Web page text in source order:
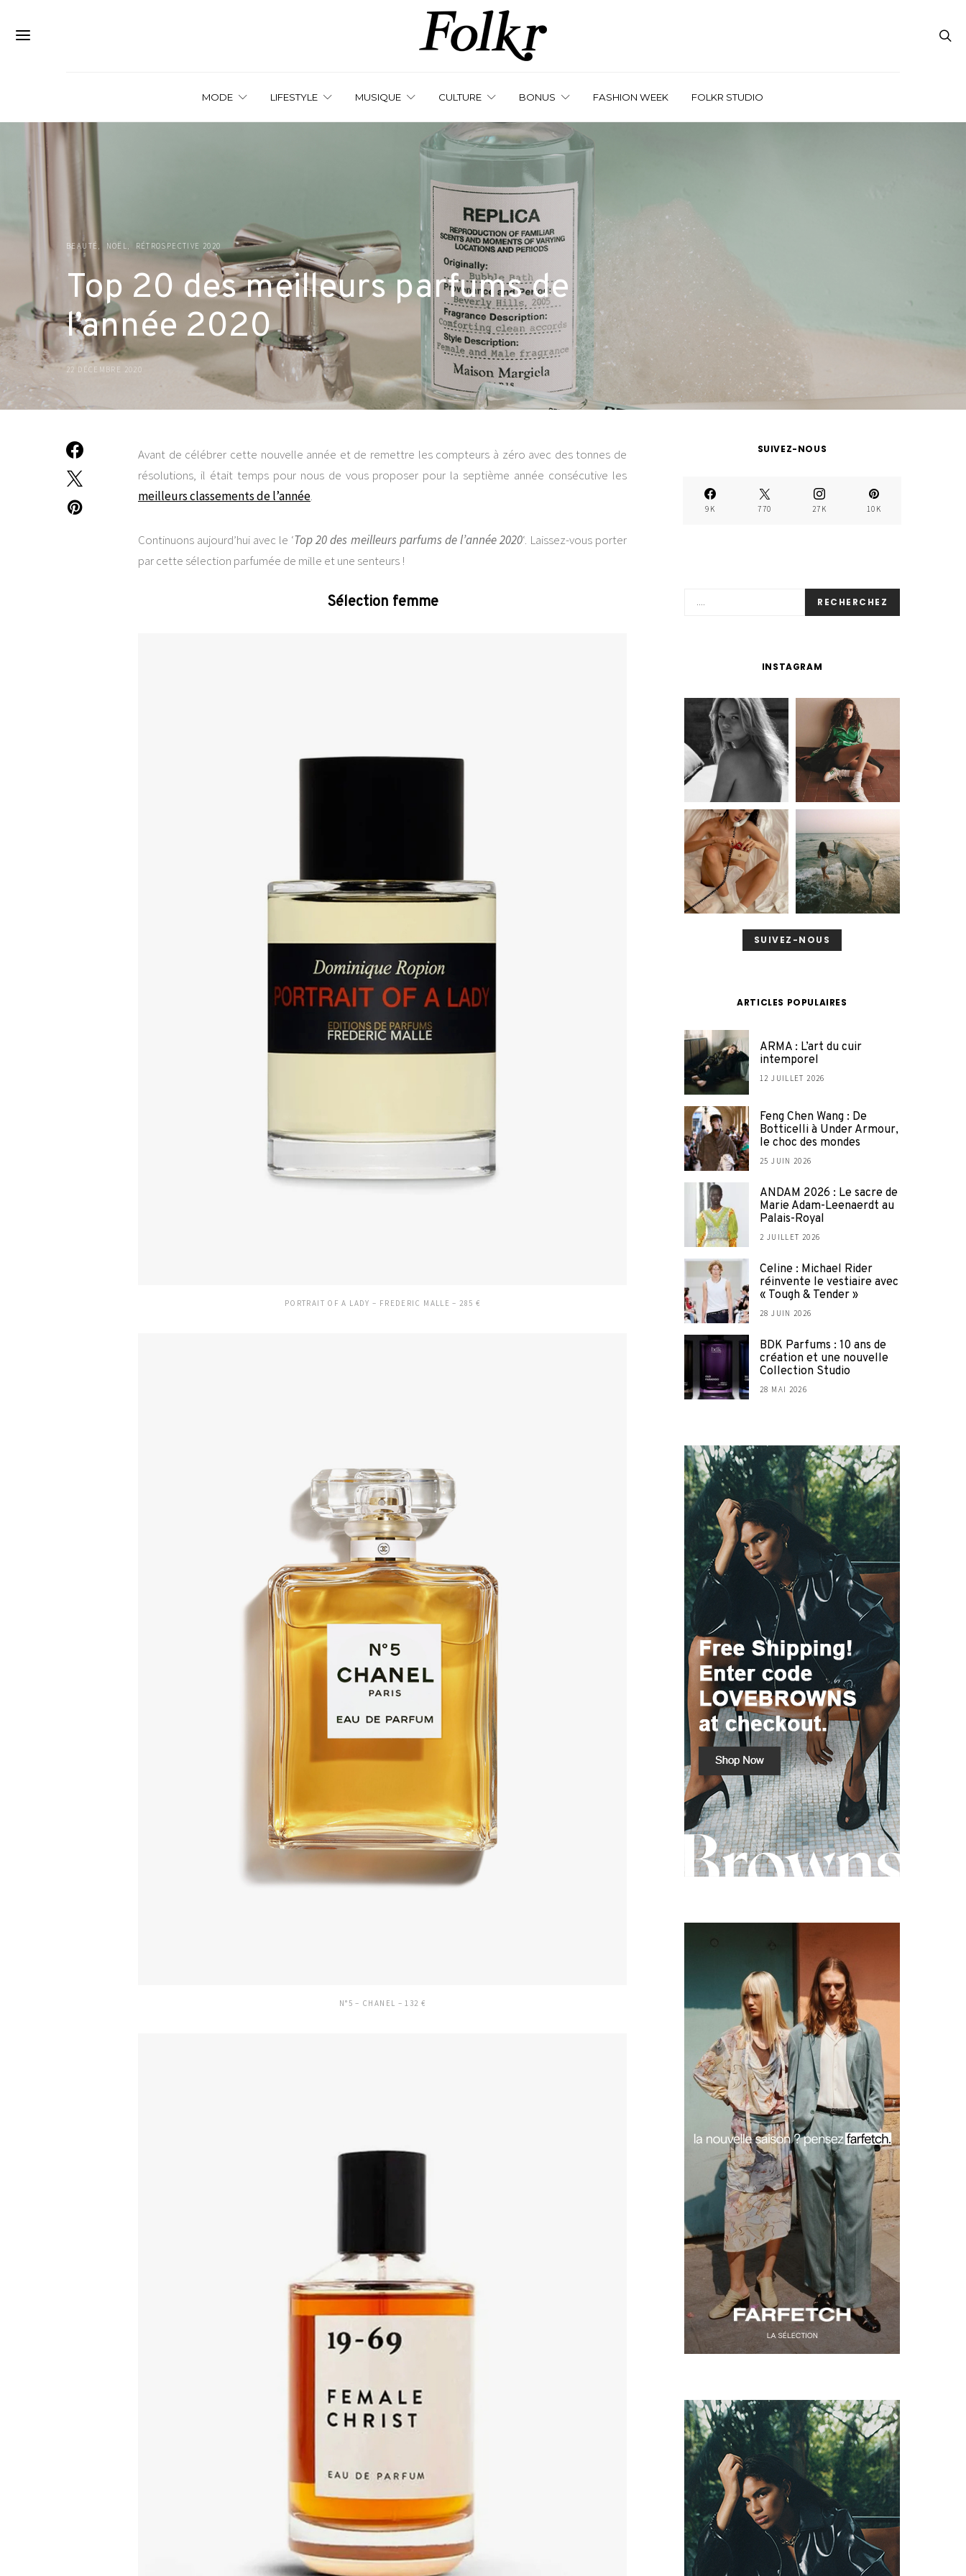
MODE LIFESTYLE MUSIQUE CULTURE BONUS FASHION WEEK FOLKR STUDIO
BEAUTÉ NOËL RÉTROSPECTIVE 2020
Top 20 des meilleurs parfums de
l’année 2020
22 DÉCEMBRE 2020
Avant de célébrer cette nouvelle année et de remettre les compteurs à zéro avec des tonnes de
résolutions, il était temps pour nous de vous proposer pour la septième année consécutive les
meilleurs classements de l’année.
Continuons aujourd’hui avec le ‘Top 20 des meilleurs parfums de l’année 2020‘. Laissez-vous porter
par cette sélection parfumée de mille et une senteurs !
Sélection femme
PORTRAIT OF A LADY – FREDERIC MALLE – 285 €
N°5 – CHANEL – 132 €
SUIVEZ-NOUS
9K 770 27K 10K
RECHERCHEZ
INSTAGRAM
SUIVEZ-NOUS
ARTICLES POPULAIRES
ARMA : L’art du cuir
intemporel
12 JUILLET 2026
Feng Chen Wang : De
Botticelli à Under Armour,
le choc des mondes
25 JUIN 2026
ANDAM 2026 : Le sacre de
Marie Adam-Leenaerdt au
Palais-Royal
2 JUILLET 2026
Celine : Michael Rider
réinvente le vestiaire avec
« Tough & Tender »
28 JUIN 2026
BDK Parfums : 10 ans de
création et une nouvelle
Collection Studio
28 MAI 2026